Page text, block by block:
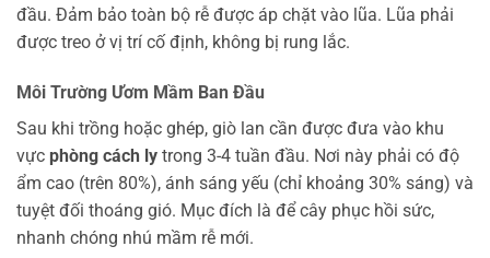
đầu. Đảm bảo toàn bộ rễ được áp chặt vào lũa. Lũa phải
được treo ở vị trí cố định, không bị rung lắc.
Môi Trường Ươm Mầm Ban Đầu
Sau khi trồng hoặc ghép, giò lan cần được đưa vào khu
vực phòng cách ly trong 3-4 tuần đầu. Nơi này phải có độ
ẩm cao (trên 80%), ánh sáng yếu (chỉ khoảng 30% sáng) và
tuyệt đối thoáng gió. Mục đích là để cây phục hồi sức,
nhanh chóng nhú mầm rễ mới.